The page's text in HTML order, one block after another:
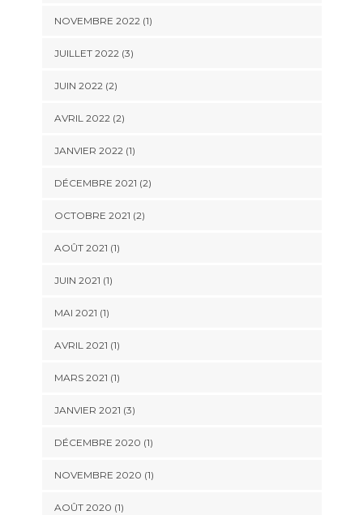
NOVEMBRE 2022(1)
JUILLET 2022(3)
JUIN 2022(2)
AVRIL 2022(2)
JANVIER 2022(1)
DÉCEMBRE 2021 (2)
OCTOBRE 2021 (2)
AOÛT 2021 (1)
JUIN 2021 (1)
MAI 2021 (1)
AVRIL 2021 (1)
MARS 2021 (1)
JANVIER 2021 (3)
DÉCEMBRE 2020 (1)
NOVEMBRE 2020 (1)
AOÛT 2020 (1)